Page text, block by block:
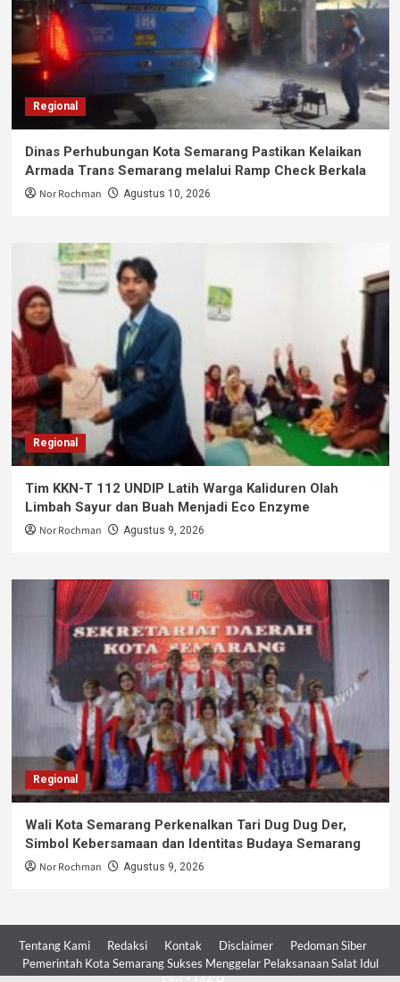
Regional
Dinas Perhubungan Kota Semarang Pastikan Kelaikan
Armada Trans Semarang melalui Ramp Check Berkala
Nor Rochman Agustus 10, 2026
Regional
Tim KKN-T 112 UNDIP Latih Warga Kaliduren Olah
Limbah Sayur dan Buah Menjadi Eco Enzyme
Nor Rochman Agustus 9, 2026
Regional
Wali Kota Semarang Perkenalkan Tari Dug Dug Der,
Simbol Kebersamaan dan Identitas Budaya Semarang
Nor Rochman Agustus 9, 2026
Tentang Kami Redaksi Kontak Disclaimer
Pedoman Siber
Pemerintah Kota Semarang Sukses Menggelar Pelaksanaan Salat Idul